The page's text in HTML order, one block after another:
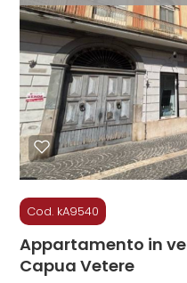
Cod. kA9540
Appartamento in
Capua Vetere
3
4
5
5+
Camere
minime